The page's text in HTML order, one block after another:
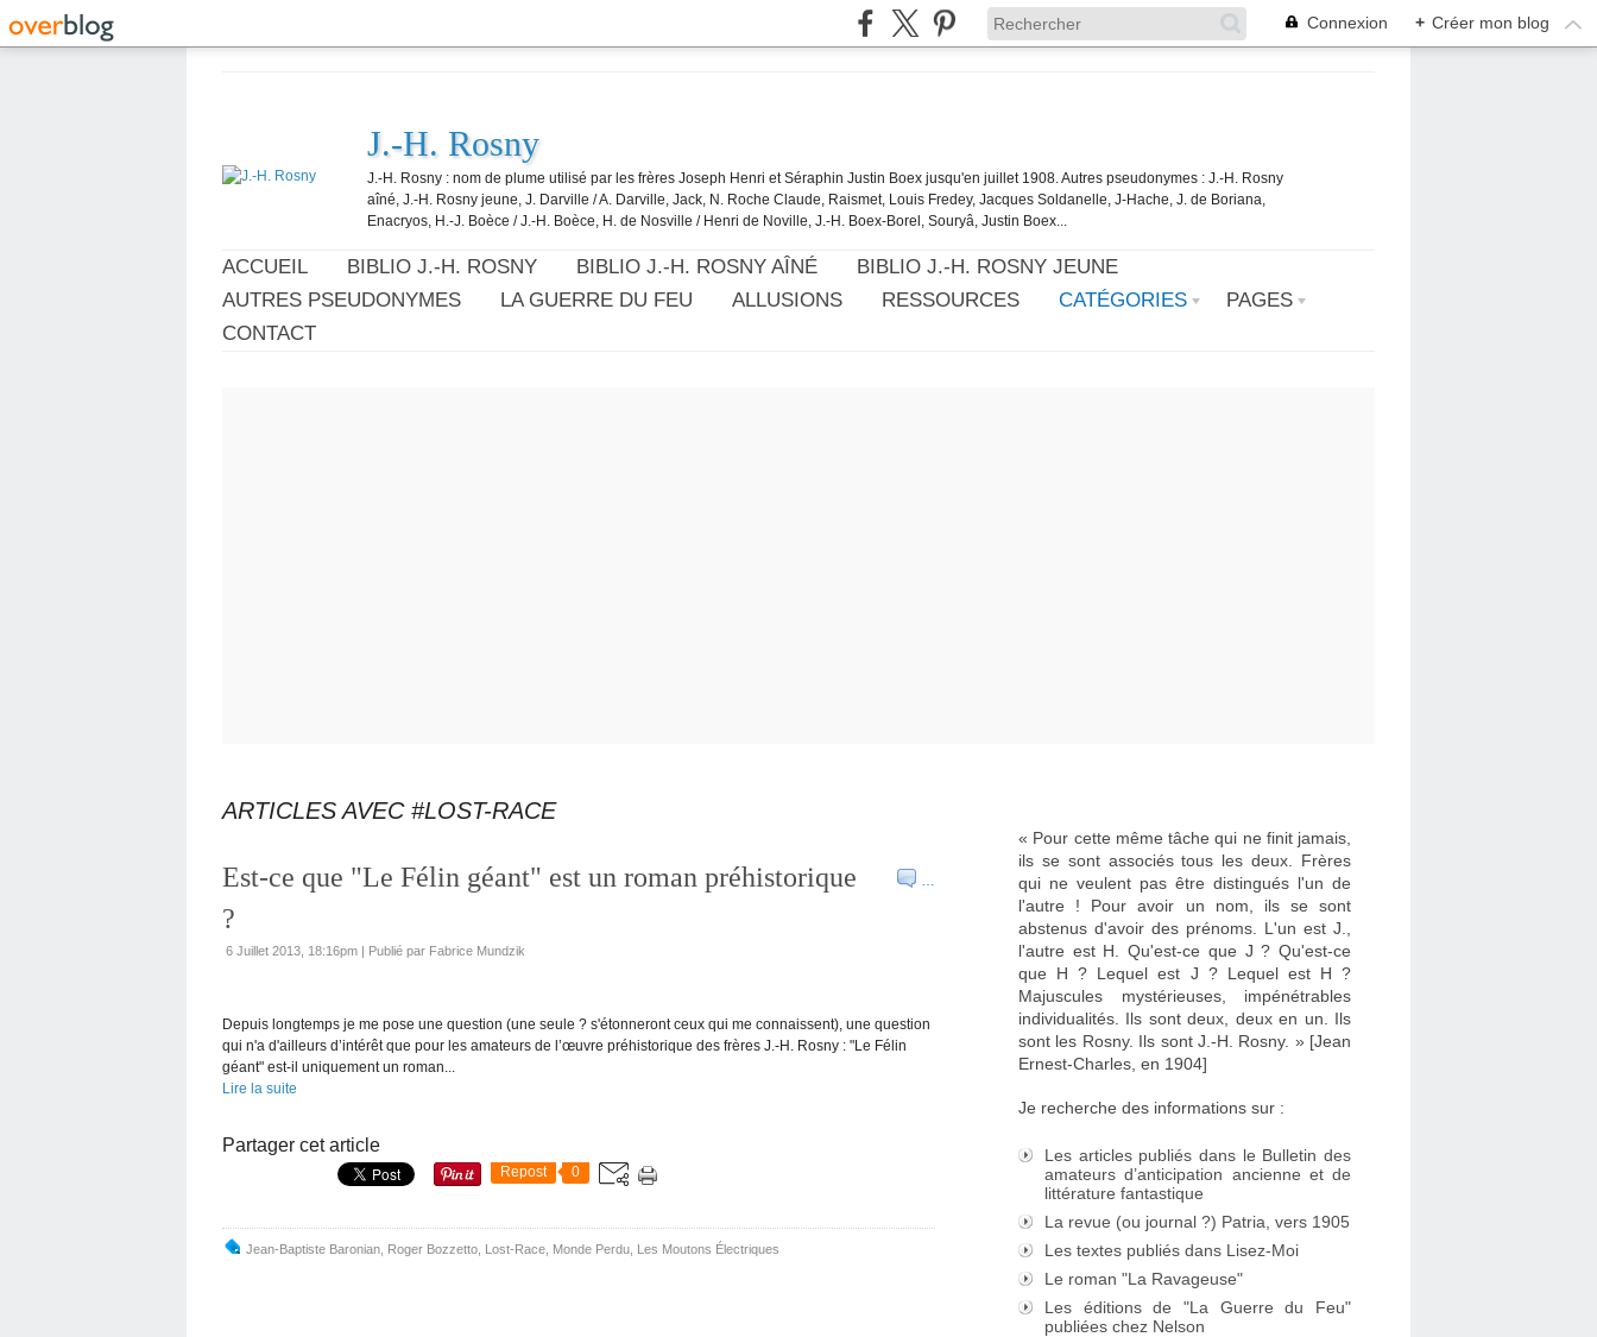
Connexion + Créer mon blog
J.-H. Rosny
J.-H. Rosny : nom de plume utilisé par les frères Joseph Henri et Séraphin Justin Boex jusqu'en juillet 1908. Autres pseudonymes : J.-H. Rosny
aîné, J.-H. Rosny jeune, J. Darville / A. Darville, Jack, N. Roche Claude, Raismet, Louis Fredey, Jacques Soldanelle, J-Hache, J. de Boriana,
Enacryos, H.-J. Boèce / J.-H. Boèce, H. de Nosville / Henri de Noville, J.-H. Boex-Borel, Souryâ, Justin Boex...
ACCUEIL BIBLIO J.-H. ROSNY BIBLIO J.-H. ROSNY AÎNÉ
BIBLIO J.-H. ROSNY JEUNE
AUTRES PSEUDONYMES
LA GUERRE DU FEU ALLUSIONS RESSOURCES CATÉGORIES
PAGES
CONTACT
ARTICLES AVEC #LOST-RACE
…
Est-ce que "Le Félin géant" est un roman préhistorique
?
6 Juillet 2013, 18:16pm | Publié par Fabrice Mundzik
Depuis longtemps je me pose une question (une seule ? s'étonneront ceux qui me connaissent), une question
qui n'a d'ailleurs d’intérêt que pour les amateurs de l’œuvre préhistorique des frères J.-H. Rosny : "Le Félin
géant" est-il uniquement un roman...
Lire la suite
Partager cet article
Repost 0
Jean-Baptiste Baronian Roger Bozzetto Lost-Race Monde Perdu Les Moutons Électriques
« Pour cette même tâche qui ne finit jamais,
ils se sont associés tous les deux. Frères
qui ne veulent pas être distingués l'un de
l'autre ! Pour avoir un nom, ils se sont
abstenus d'avoir des prénoms. L'un est J.,
l'autre est H. Qu'est-ce que J ? Qu'est-ce
que H ? Lequel est J ? Lequel est H ?
Majuscules mystérieuses, impénétrables
individualités. Ils sont deux, deux en un. Ils
sont les Rosny. Ils sont J.-H. Rosny. » [Jean
Ernest-Charles, en 1904]
Je recherche des informations sur :
Les articles publiés dans le Bulletin des
amateurs d’anticipation ancienne et de
littérature fantastique
La revue (ou journal ?) Patria, vers 1905
Les textes publiés dans Lisez-Moi
Le roman "La Ravageuse"
Les éditions de "La Guerre du Feu"
publiées chez Nelson